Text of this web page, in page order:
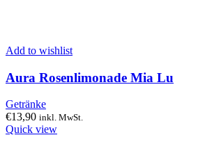
Add to wishlist
Aura Rosenlimonade Mia Lu
Getränke
€13,90 inkl. MwSt.
Quick view